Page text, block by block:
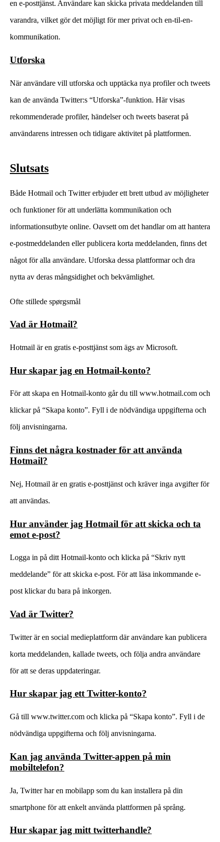
en e-posttjänst. Användare kan skicka privata meddelanden till
varandra, vilket gör det möjligt för mer privat och en-til-en-
kommunikation.
Utforska
När användare vill utforska och upptäcka nya profiler och tweets
kan de använda Twitter:s “Utforska”-funktion. Här visas
rekommenderade profiler, händelser och tweets baserat på
användarens intressen och tidigare aktivitet på plattformen.
Slutsats
Både Hotmail och Twitter erbjuder ett brett utbud av möjligheter
och funktioner för att underlätta kommunikation och
informationsutbyte online. Oavsett om det handlar om att hantera
e-postmeddelanden eller publicera korta meddelanden, finns det
något för alla användare. Utforska dessa plattformar och dra
nytta av deras mångsidighet och bekvämlighet.
Ofte stillede spørgsmål
Vad är Hotmail?
Hotmail är en gratis e-posttjänst som ägs av Microsoft.
Hur skapar jag en Hotmail-konto?
För att skapa en Hotmail-konto går du till www.hotmail.com och
klickar på “Skapa konto”. Fyll i de nödvändiga uppgifterna och
följ anvisningarna.
Finns det några kostnader för att använda
Hotmail?
Nej, Hotmail är en gratis e-posttjänst och kräver inga avgifter för
att användas.
Hur använder jag Hotmail för att skicka och ta
emot e-post?
Logga in på ditt Hotmail-konto och klicka på “Skriv nytt
meddelande” för att skicka e-post. För att läsa inkommande e-
post klickar du bara på inkorgen.
Vad är Twitter?
Twitter är en social medieplattform där användare kan publicera
korta meddelanden, kallade tweets, och följa andra användare
för att se deras uppdateringar.
Hur skapar jag ett Twitter-konto?
Gå till www.twitter.com och klicka på “Skapa konto”. Fyll i de
nödvändiga uppgifterna och följ anvisningarna.
Kan jag använda Twitter-appen på min
mobiltelefon?
Ja, Twitter har en mobilapp som du kan installera på din
smartphone för att enkelt använda plattformen på språng.
Hur skapar jag mitt twitterhandle?